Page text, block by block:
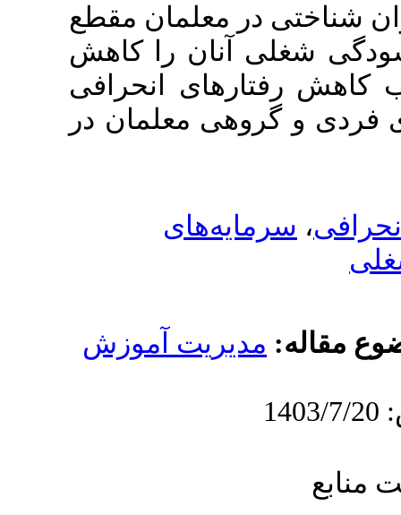
معلمان مقطع
آنان را کاهش
انحرافی
معلمان در
آموزش